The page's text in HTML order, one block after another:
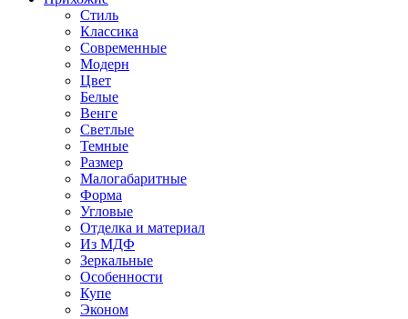
Стиль
Классика
Современные
Модерн
Цвет
Белые
Венге
Светлые
Темные
Размер
Малогабаритные
Форма
Угловые
Отделка и материал
Из МДФ
Зеркальные
Особенности
Купе
Эконом